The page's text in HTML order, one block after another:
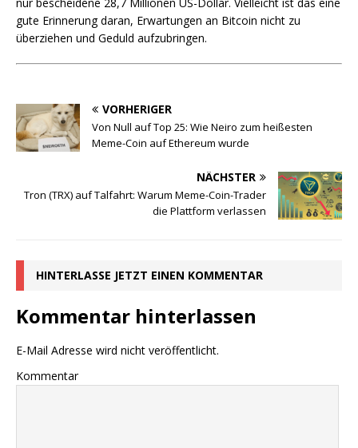
gute Erinnerung daran, Erwartungen an Bitcoin nicht zu
überziehen und Geduld aufzubringen.
VORHERIGER
Von Null auf Top 25: Wie Neiro zum heißesten
Meme-Coin auf Ethereum wurde
NÄCHSTER
Tron (TRX) auf Talfahrt: Warum Meme-Coin-Trader
die Plattform verlassen
HINTERLASSE JETZT EINEN KOMMENTAR
Kommentar hinterlassen
E-Mail Adresse wird nicht veröffentlicht.
Kommentar